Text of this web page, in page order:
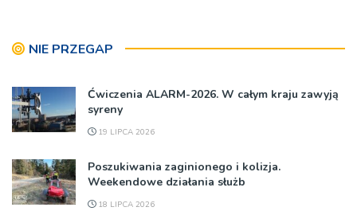
NIE PRZEGAP
Ćwiczenia ALARM-2026. W całym kraju zawyją
syreny
19 LIPCA 2026
Poszukiwania zaginionego i kolizja.
Weekendowe działania służb
18 LIPCA 2026